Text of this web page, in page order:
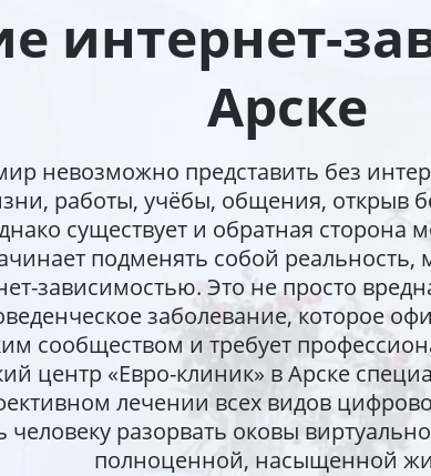
интернет-
Арске
невозможно представить без
работы, учёбы, общения, открыв
существует и обратная сторона
подменять собой реальность,
зависимостью. Это не просто
заболевание, которое
сообществом и требует
центр «Евро-клиник» в Арске
лечении всех видов
разорвать оковы
полноценной, насыщенной